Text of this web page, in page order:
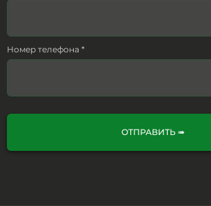
Номер телефона *
ОТПРАВИТЬ ➠